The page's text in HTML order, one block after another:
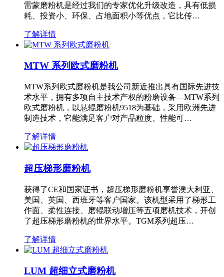
雷蒙磨粉机是经过我们的专家优化升级改造，具有低损
耗、投资小、环保、占地面积小等优点，它比传…
了解详情
MTW 系列欧式磨粉机
MTW系列欧式磨粉机是我公司新近推出具有国际先进技
术水平，拥有多项自主技术产权的粉磨设备—MTW系列
欧式磨粉机，以悬辊磨粉机9518为基础，采用欧洲先进
制造技术，它能满足客户对产品粒度、性能可…
了解详情
超压梯形磨粉机
获得了CE和国家证书，超压梯形磨粉机享誉澳大利亚、
美国、英国、西班牙等客户国家。该机型采用了梯形工
作面、柔性连接、磨辊联动增压等五项磨机技术，开创
了超压梯形磨粉机的世界水平。TGM系列超压…
了解详情
LUM 超细立式磨粉机